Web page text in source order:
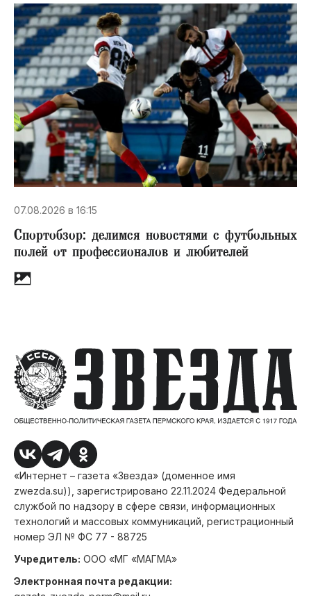
07.08.2026 в 16:15
Спортобзор: делимся новостями с футбольных
полей от профессионалов и любителей
«Интернет – газета «Звезда» (доменное имя
zwezda.su)), зарегистрировано 22.11.2024 Федеральной
службой по надзору в сфере связи, информационных
технологий и массовых коммуникаций, регистрационный
номер ЭЛ № ФС 77 - 88725
Учредитель: ООО «МГ «МАГМА»
Электронная почта редакции: